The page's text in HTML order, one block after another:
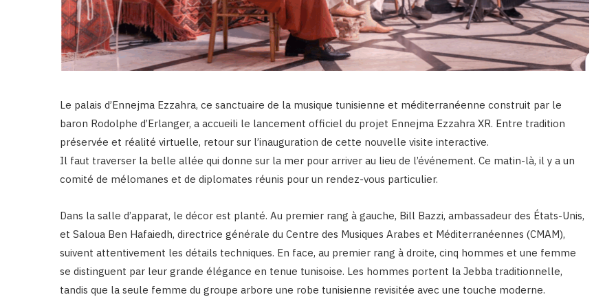
Le palais d’Ennejma Ezzahra, ce sanctuaire de la musique tunisienne et méditerranéenne construit par le
baron Rodolphe d’Erlanger, a accueili le lancement officiel du projet Ennejma Ezzahra XR. Entre tradition
préservée et réalité virtuelle, retour sur l’inauguration de cette nouvelle visite interactive.
Il faut traverser la belle allée qui donne sur la mer pour arriver au lieu de l’événement. Ce matin-là, il y a un
comité de mélomanes et de diplomates réunis pour un rendez-vous particulier.
Dans la salle d’apparat, le décor est planté. Au premier rang à gauche, Bill Bazzi, ambassadeur des États-Unis,
et Saloua Ben Hafaiedh, directrice générale du Centre des Musiques Arabes et Méditerranéennes (CMAM),
suivent attentivement les détails techniques. En face, au premier rang à droite, cinq hommes et une femme
se distinguent par leur grande élégance en tenue tunisoise. Les hommes portent la Jebba traditionnelle,
tandis que la seule femme du groupe arbore une robe tunisienne revisitée avec une touche moderne.